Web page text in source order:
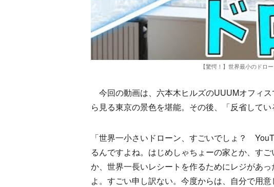
【驚愕！】世界最小のドロ
今回の動画は、六本木ヒルズのUUUMオフィ
ら見る東京の景色を堪能。その後、「反省してい
「世界一小さいドローン、すごいでしょ？
るんですよね。はじめしゃちょーの家とか、す
か、世界一長いレシートを作るためにレジがあ
よ。すごい申し訳ない。今度からは、自分で用意